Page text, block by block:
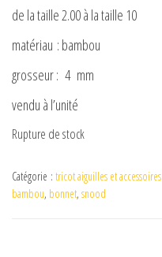
de la taille 2.00 à la taille 10
matériau : bambou
grosseur : 4 mm
vendu à l’unité
Rupture de stock
Catégorie : tricot aiguilles et accessoires
bambou, bonnet, snood